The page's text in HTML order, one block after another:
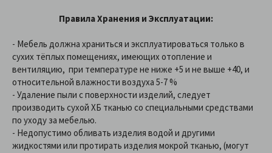
Правила Хранения и Эксплуатации:
- Мебель должна храниться и эксплуатироваться только в
сухих тёплых помещениях, имеющих отопление и
вентиляцию, при температуре не ниже +5 и не выше +40, и
относительной влажности воздуха 5-7 %
- Удаление пыли с поверхности изделий, следует
производить сухой ХБ тканью со специальными средствами
по уходу за мебелью.
- Недопустимо обливать изделия водой и другими
жидкостями или протирать изделия мокрой тканью, (могут